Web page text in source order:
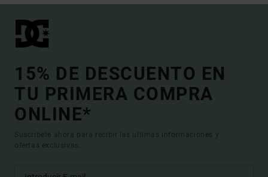
15% DE DESCUENTO EN
TU PRIMERA COMPRA
ONLINE*
Suscríbete ahora para recibir las ultimas informaciones y
ofertas exclusivas.